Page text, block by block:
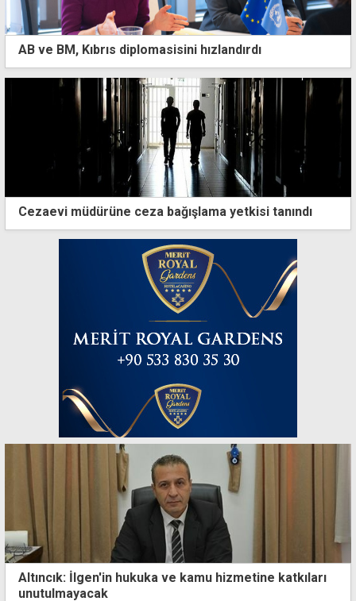
AB ve BM, Kıbrıs diplomasisini hızlandırdı
Cezaevi müdürüne ceza bağışlama yetkisi tanındı
Altıncık: İlgen'in hukuka ve kamu hizmetine katkıları
unutulmayacak